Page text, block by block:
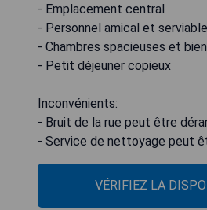
- Emplacement central
- Personnel amical et serviable
- Chambres spacieuses et
- Petit déjeuner copieux
Inconvénients:
- Bruit de la rue peut être
- Service de nettoyage peut
VÉRIFIEZ LA